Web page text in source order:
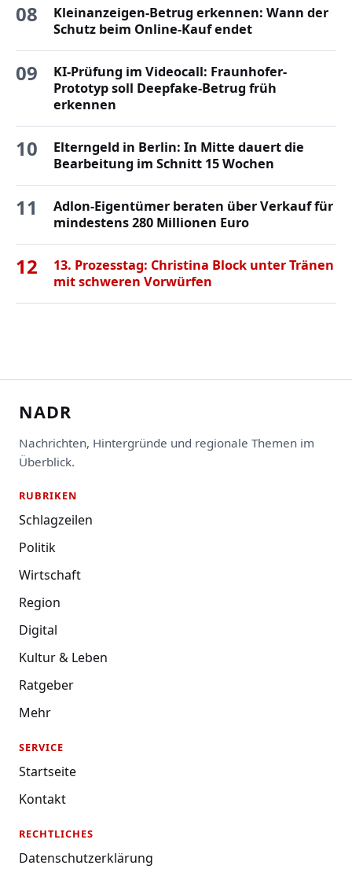
08
Kleinanzeigen-Betrug erkennen: Wann der
Schutz beim Online-Kauf endet
09
KI-Prüfung im Videocall: Fraunhofer-
Prototyp soll Deepfake-Betrug früh
erkennen
10
Elterngeld in Berlin: In Mitte dauert die
Bearbeitung im Schnitt 15 Wochen
11
Adlon-Eigentümer beraten über Verkauf für
mindestens 280 Millionen Euro
12
13. Prozesstag: Christina Block unter Tränen
mit schweren Vorwürfen
NADR
Nachrichten, Hintergründe und regionale Themen im
Überblick.
RUBRIKEN
Schlagzeilen
Politik
Wirtschaft
Region
Digital
Kultur & Leben
Ratgeber
Mehr
SERVICE
Startseite
Kontakt
RECHTLICHES
Datenschutzerklärung